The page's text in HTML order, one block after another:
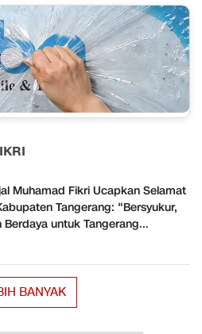
Muhamad Fikri Ucapkan Selamat
Tangerang: “Bersyukur,
Berdaya untuk Tangerang
BANYAK